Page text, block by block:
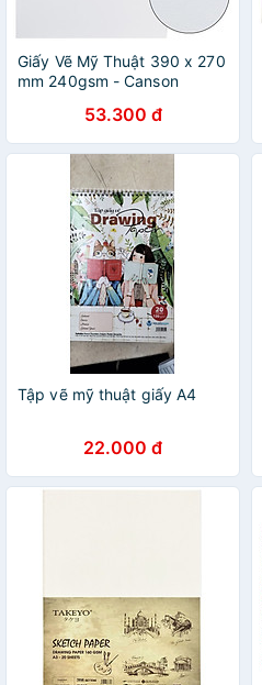
Giấy Vẽ Mỹ Thuật 390 x 270
mm 240gsm - Canson
53.300 đ
Tập vẽ mỹ thuật giấy A4
22.000 đ